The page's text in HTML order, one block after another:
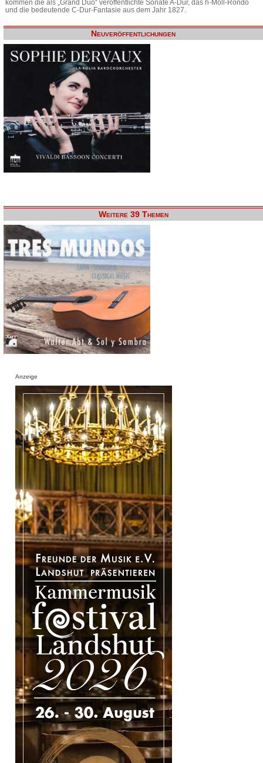
kommen die als „Grand Duo“ veröffentlichte Sonate A-Dur, das h-Moll-Rondo
und die bedeutende C-Dur-Fantasie aus dem Jahr 1827.
Neuveröffentlichungen
Weitere 39 Themen
Anzeige